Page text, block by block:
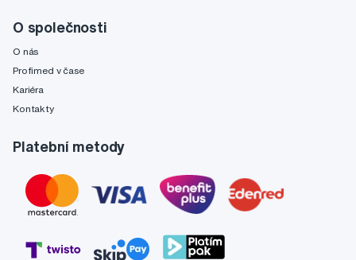
O společnosti
O nás
Profimed v čase
Kariéra
Kontakty
Platební metody